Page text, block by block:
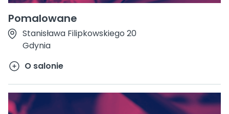
Pomalowane
Stanisława Filipkowskiego 20
Gdynia
O salonie